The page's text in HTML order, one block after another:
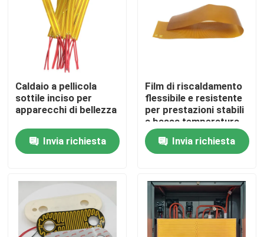
Prodotti
Video
Giro della fabbrica
Caldaio a pellicola
sottile inciso per
apparecchi di bellezza
Invia richiesta
Film di riscaldamento
flessibile e resistente
per prestazioni stabili
a bassa temperatura
Invia richiesta